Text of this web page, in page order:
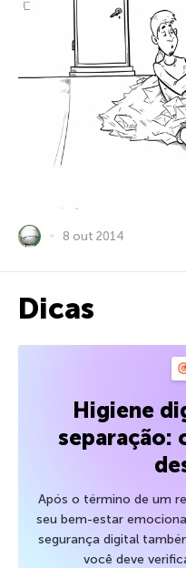
8 out 2014
Dicas
Higiene
separação:
Após o término de um
seu bem-estar
segurança digital
você deve